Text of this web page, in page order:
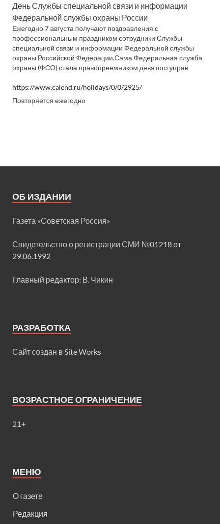
День Службы специальной связи и информации
Федеральной службы охраны России
Ежегодно 7 августа получают поздравления с
профессиональным праздником сотрудники Службы
специальной связи и информации Федеральной службы
охраны Российской Федерации.Сама Федеральная служба
охраны (ФСО) стала правопреемником девятого управ
https://www.calend.ru/holidays/0/0/2925/
Повторяется ежегодно
ОБ ИЗДАНИИ
Газета «Советская Россия»
Свидетельство о регистрации СМИ №01218 от
29.06.1992
Главный редактор: В. Чикин
РАЗРАБОТКА
Сайт создан в Site Works
ВОЗРАСТНОЕ ОГРАНИЧЕНИЕ
21+
МЕНЮ
О газете
Редакция